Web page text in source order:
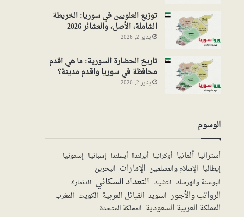
توزيع العلويين في سوريا: الخريطة
الشاملة، الأصل، والعشائر 2026
يناير 2, 2026
تاريخ الحضارة السورية: ما هي اقدم
محافظة في سوريا واقدم مدينة؟
يناير 2, 2026
الوسوم
أستراليا ألمانيا أوكرانيا أيرلندا أيسلندا إسبانيا إستونيا
إيطاليا الإسلام والمسلمين الإمارات البحرين
البوسنة والهرسك التشيك التعداد السكاني الدنمارك
الرواتب والأجور السويد القبائل العربية الكويت المغرب
المملكة العربية السعودية المملكة المتحدة